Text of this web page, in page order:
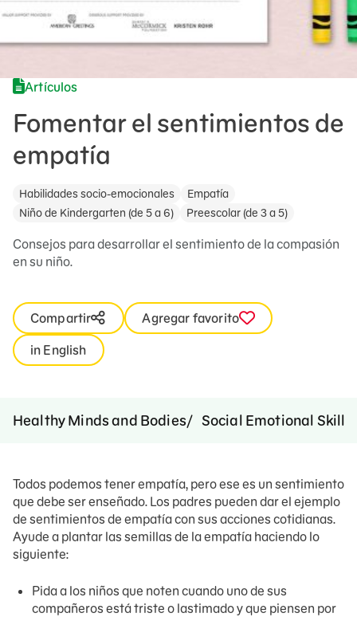
Artículos
Fomentar el sentimientos de
empatía
Habilidades socio-emocionales
Empatía
Niño de Kindergarten (de 5 a 6)
Preescolar (de 3 a 5)
Consejos para desarrollar el sentimiento de la compasión
en su niño.
Compartir
Agregar favorito
in English
Healthy Minds and Bodies Social Emotional Skills
Todos podemos tener empatía, pero ese es un sentimiento
que debe ser enseñado. Los padres pueden dar el ejemplo
de sentimientos de empatía con sus acciones cotidianas.
Ayude a plantar las semillas de la empatía haciendo lo
siguiente:
Pida a los niños que noten cuando uno de sus
compañeros está triste o lastimado y que piensen por